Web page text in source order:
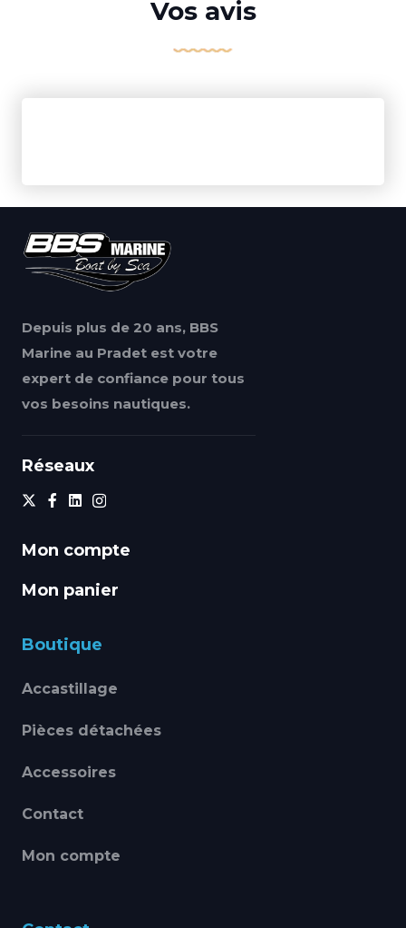
Vos avis
Depuis plus de 20 ans, BBS
Marine au Pradet est votre
expert de confiance pour tous
vos besoins nautiques.
Réseaux
Mon compte
Mon panier
Boutique
Accastillage
Pièces détachées
Accessoires
Contact
Mon compte